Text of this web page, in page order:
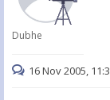
Dubhe
16 Nov 2005,